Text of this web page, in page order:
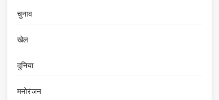
चुनाव
खेल
दुनिया
मनोरंजन